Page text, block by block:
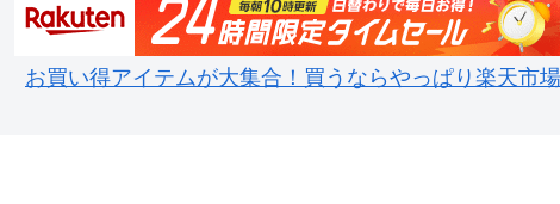
お買い得アイテムが大集合！買うならやっぱり楽天市場